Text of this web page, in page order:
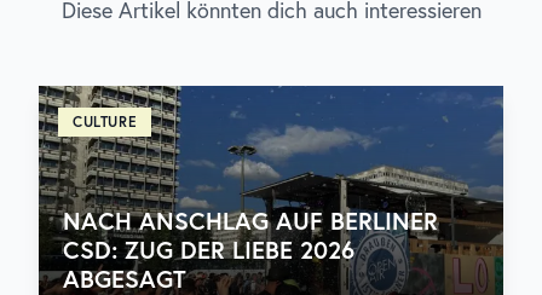
Diese Artikel könnten dich auch interessieren
CULTURE
NACH ANSCHLAG AUF BERLINER
CSD: ZUG DER LIEBE 2026
ABGESAGT